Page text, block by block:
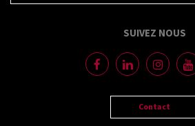
SUIVEZ NOUS
Contact